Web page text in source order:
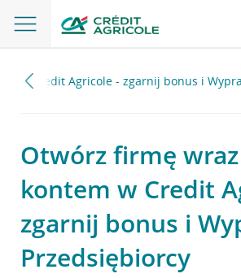
w Credit Agricole - zgarnij bonus i
Otwórz firmę
kontem w Credit
zgarnij bonus i
Przedsiębiorcy